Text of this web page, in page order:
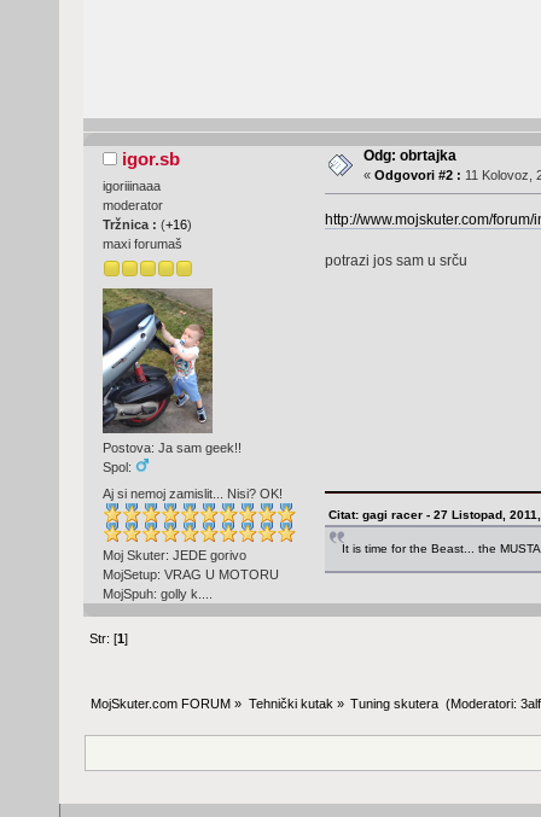
igor.sb
igoriiinaaa
moderator
Tržnica : (+16)
maxi forumaš
Postova: Ja sam geek!!
Spol:
Aj si nemoj zamislit... Nisi? OK!
Moj Skuter: JEDE gorivo
MojSetup: VRAG U MOTORU
MojSpuh: golly k....
Odg: obrtajka
« Odgovori #2 : 11 Kolovoz,
http://www.mojskuter.com/
potrazi jos sam u srču
Citat: gagi racer - 27 Listopad,
It is time for the Beast... the
Str: [1]
MojSkuter.com FORUM » Tehnički kutak » Tuning skutera (Moderatori: